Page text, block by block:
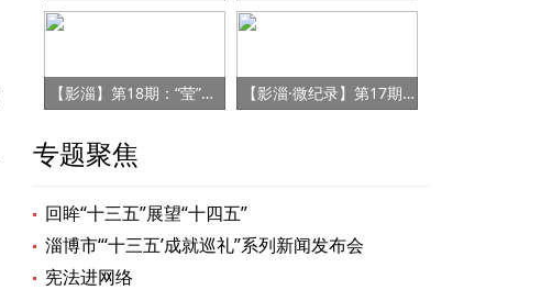
【影淄】第18期：“莹”雄归来 再上征途 【影淄·微纪录】第17期：“水泥汉子”池修波
专题聚焦
回眸“十三五”展望“十四五”
淄博市“‘十三五’成就巡礼”系列新闻发布会
宪法进网络